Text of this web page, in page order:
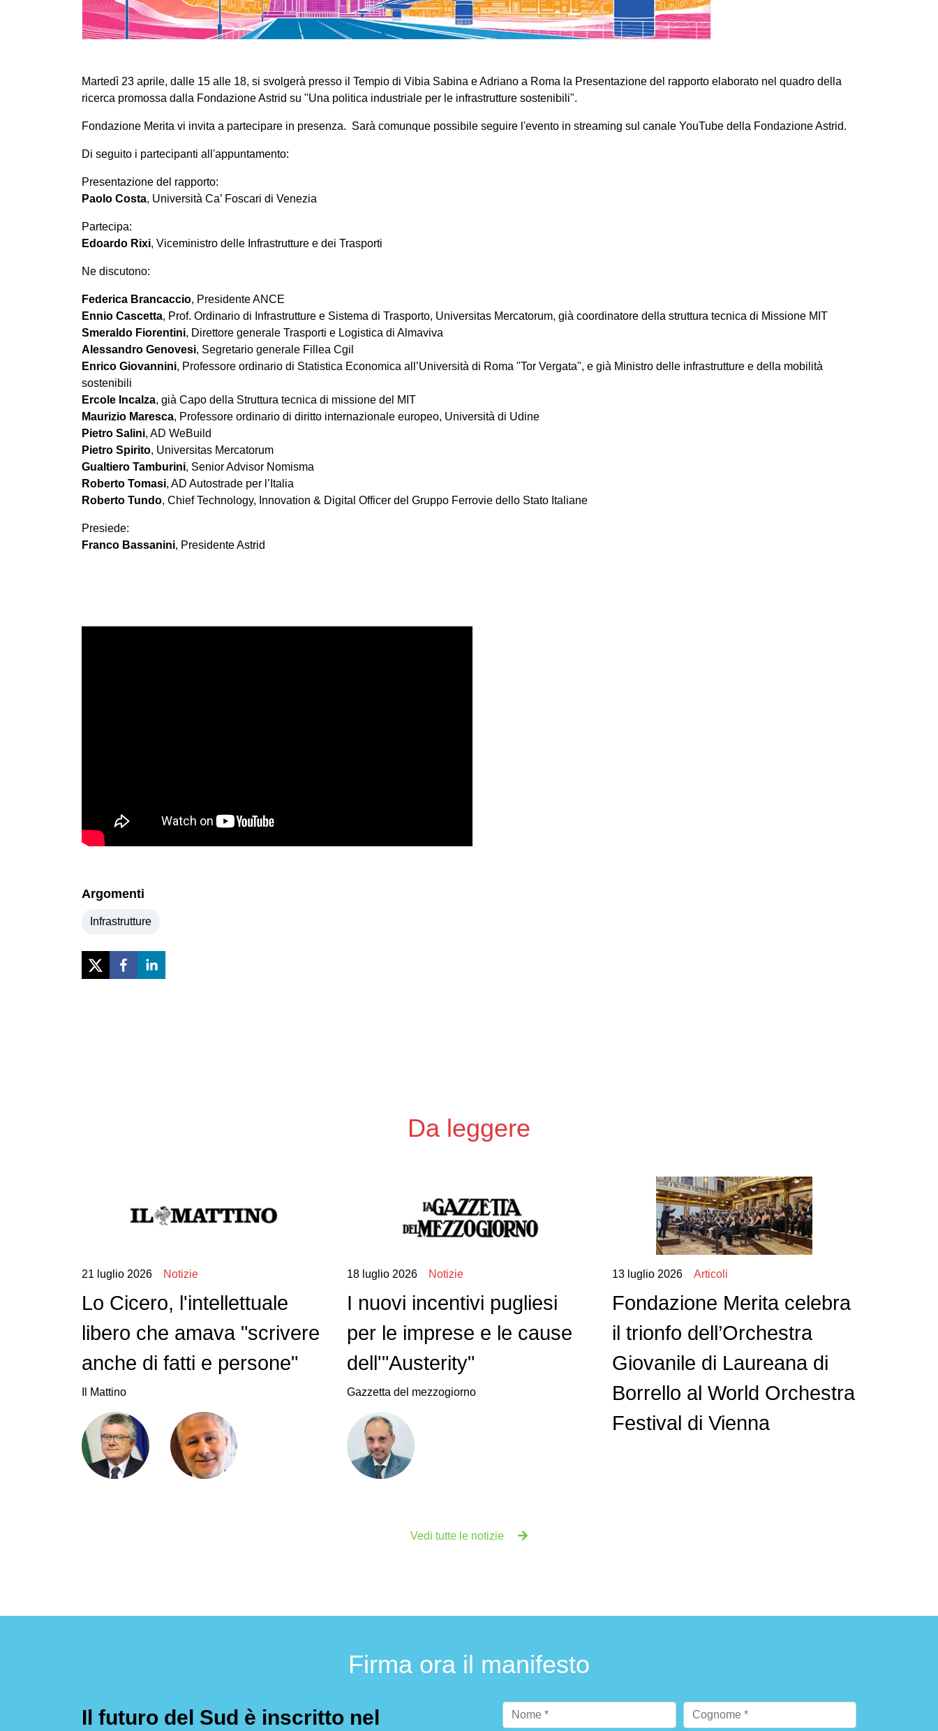
Martedì 23 aprile, dalle 15 alle 18, si svolgerà presso il Tempio di Vibia Sabina e Adriano a Roma la Presentazione del rapporto elaborato nel quadro della
ricerca promossa dalla Fondazione Astrid su "Una politica industriale per le infrastrutture sostenibili".
Fondazione Merita vi invita a partecipare in presenza. Sarà comunque possibile seguire l'evento in streaming sul canale YouTube della Fondazione Astrid.
Di seguito i partecipanti all'appuntamento:
Presentazione del rapporto:
Paolo Costa, Università Ca’ Foscari di Venezia
Partecipa:
Edoardo Rixi, Viceministro delle Infrastrutture e dei Trasporti
Ne discutono:
Federica Brancaccio, Presidente ANCE
Ennio Cascetta, Prof. Ordinario di Infrastrutture e Sistema di Trasporto, Universitas Mercatorum, già coordinatore della struttura tecnica di Missione MIT
Smeraldo Fiorentini, Direttore generale Trasporti e Logistica di Almaviva
Alessandro Genovesi, Segretario generale Fillea Cgil
Enrico Giovannini, Professore ordinario di Statistica Economica all’Università di Roma "Tor Vergata", e già Ministro delle infrastrutture e della mobilità
sostenibili
Ercole Incalza, già Capo della Struttura tecnica di missione del MIT
Maurizio Maresca, Professore ordinario di diritto internazionale europeo, Università di Udine
Pietro Salini, AD WeBuild
Pietro Spirito, Universitas Mercatorum
Gualtiero Tamburini, Senior Advisor Nomisma
Roberto Tomasi, AD Autostrade per l’Italia
Roberto Tundo, Chief Technology, Innovation & Digital Officer del Gruppo Ferrovie dello Stato Italiane
Presiede:
Franco Bassanini, Presidente Astrid
Argomenti
Infrastrutture
Da leggere
21 luglio 2026 Notizie
Lo Cicero, l'intellettuale
libero che amava "scrivere
anche di fatti e persone"
Il Mattino
18 luglio 2026 Notizie
I nuovi incentivi pugliesi
per le imprese e le cause
dell'"Austerity"
Gazzetta del mezzogiorno
13 luglio 2026 Articoli
Fondazione Merita celebra
il trionfo dell’Orchestra
Giovanile di Laureana di
Borrello al World Orchestra
Festival di Vienna
Vedi tutte le notizie
Firma ora il manifesto
Il futuro del Sud è inscritto nel